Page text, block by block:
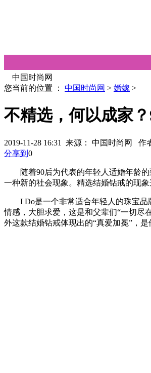
中国时尚网
您当前的位置 ： 中国时尚网 > 婚嫁 >
不精选，何以成家
2019-11-28 16:31 来源： 中国时尚网 作
分享到 0
随着90后为代表的年轻人适婚年龄的
一种新的社会现象。精选结婚钻戒的现
I Do是一个非常适合年轻人的珠宝品
情感，大胆求爱，这是和父辈们“一切尽
外这款结婚钻戒体现出的“真爱加冕”，